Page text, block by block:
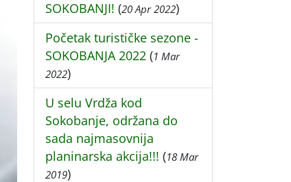
SOKOBANJI! (20 Apr 2022)
Početak turističke sezone -
SOKOBANJA 2022 (1 Mar
2022)
U selu Vrdža kod
Sokobanje, održana do
sada najmasovnija
planinarska akcija!!! (18 Mar
2019)